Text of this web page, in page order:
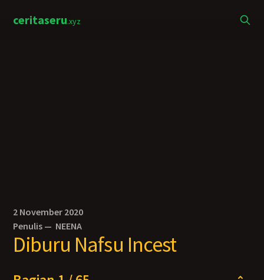
ceritaseru.xyz
2 November 2020
Penulis — NEENA
Diburu Nafsu Incest